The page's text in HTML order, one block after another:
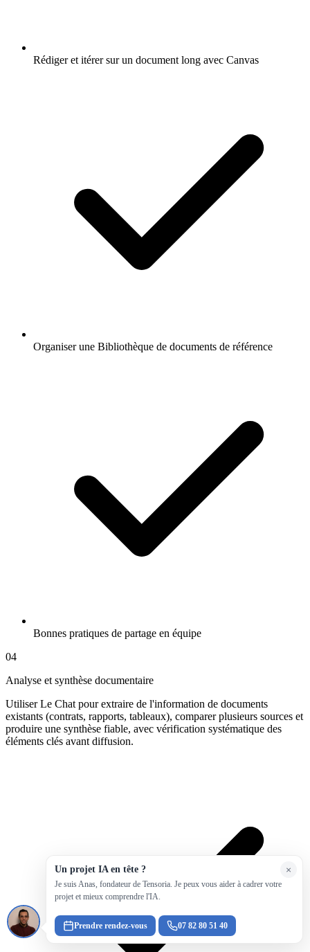
Rédiger et itérer sur un document long avec Canvas
Organiser une Bibliothèque de documents de référence
Bonnes pratiques de partage en équipe
04
Analyse et synthèse documentaire
Utiliser Le Chat pour extraire de l'information de documents
existants (contrats, rapports, tableaux), comparer plusieurs sources et
produire une synthèse fiable, avec vérification systématique des
éléments clés avant diffusion.
×
Un projet IA en tête ?
Je suis Anas, fondateur de Tensoria. Je peux vous aider à cadrer votre
projet et mieux comprendre l'IA.
Prendre rendez-vous 07 82 80 51 40